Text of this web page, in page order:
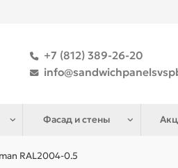
+7 (812) 389-26-20
Фасад и стены
RAL2004-0.5